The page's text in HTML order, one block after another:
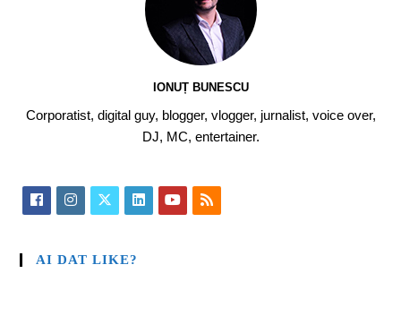
IONUȚ BUNESCU
Corporatist, digital guy, blogger, vlogger, jurnalist, voice over,
DJ, MC, entertainer.
AI DAT LIKE?